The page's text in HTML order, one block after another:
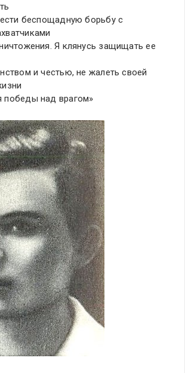
беспощадную борьбу с
Я клянусь защищать ее
и честью, не жалеть своей
победы над врагом»